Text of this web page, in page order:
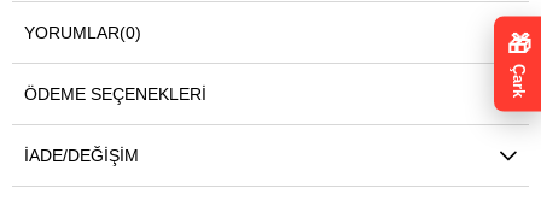
YORUMLAR(0)
ÖDEME SEÇENEKLERI
İADE/DEĞIŞIM
🎁
Çark